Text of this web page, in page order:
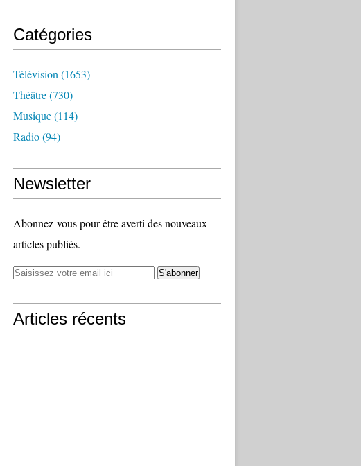
Catégories
Télévision (1653)
Théâtre(730)
Musique(114)
Radio(94)
Newsletter
Abonnez-vous pour être averti des nouveaux
articles publiés.
Articles récents